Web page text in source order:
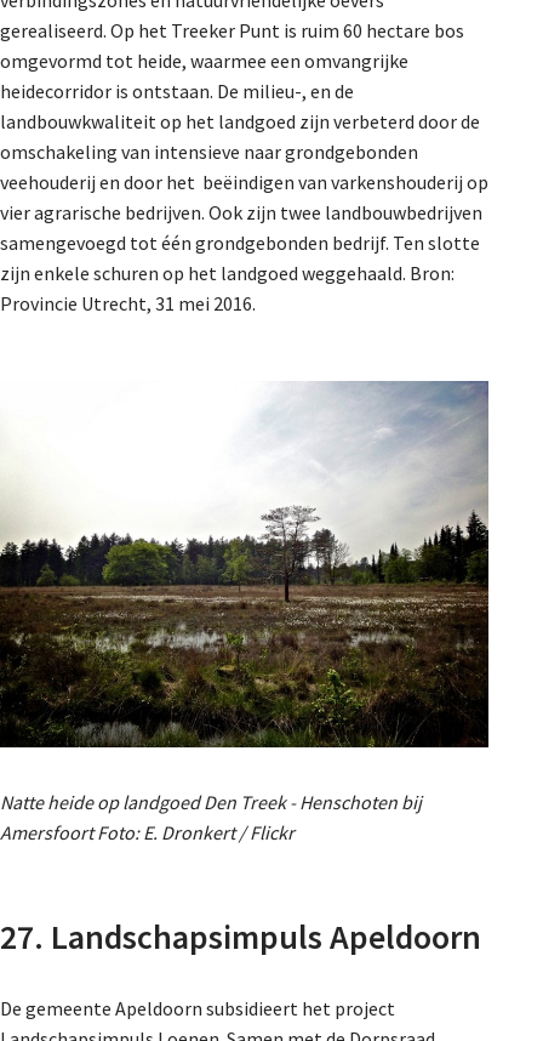
gerealiseerd. Op het Treeker Punt is ruim 60 hectare bos
omgevormd tot heide, waarmee een omvangrijke
heidecorridor is ontstaan. De milieu-, en de
landbouwkwaliteit op het landgoed zijn verbeterd door de
omschakeling van intensieve naar grondgebonden
veehouderij en door het beëindigen van varkenshouderij op
vier agrarische bedrijven. Ook zijn twee landbouwbedrijven
samengevoegd tot één grondgebonden bedrijf. Ten slotte
zijn enkele schuren op het landgoed weggehaald. Bron:
Provincie Utrecht, 31 mei 2016.
Natte heide op landgoed Den Treek - Henschoten bij
Amersfoort Foto: E. Dronkert / Flickr
27. Landschapsimpuls Apeldoorn
De gemeente Apeldoorn subsidieert het project